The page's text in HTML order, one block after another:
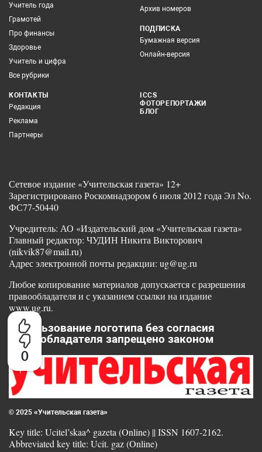
0
Учитель года
Грамотей
Про финансы
Здоровье
Учитель и цифра
Все рубрики
Архив номеров
ПОДПИСКА
Бумажная версия
Онлайн-версия
КОНТАКТЫ
Редакция
Реклама
Партнеры
ICCS
ФОТОРЕПОРТАЖИ
БЛОГ
Сетевое издание «Учительская газета» 12+
Зарегистрировано Роскомнадзором 6 июля 2012 года Эл No.
ФС77-50440
Учредитель: АО «Издательский дом «Учительская газета»
Главный редактор: ЧУДИН Никита Викторович
(nikvik87@mail.ru)
Адрес электронной почты редакции: ug@ug.ru
Любое копирование материалов допускается с разрешения
правообладателя и с указанием ссылки на издание
www.ug.ru.
Использование логотипа без согласия
правообладателя запрещено законом
© 2025 «Учительская газета»
Key title: Ucitel’skaa^ gazeta (Online) || ISSN 1607-2162.
Abbreviated key title: Ucit. gaz (Online)